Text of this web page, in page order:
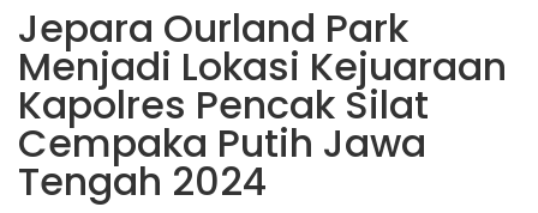
Jepara Ourland Park
Menjadi Lokasi Kejuaraan
Kapolres Pencak Silat
Cempaka Putih Jawa
Tengah 2024